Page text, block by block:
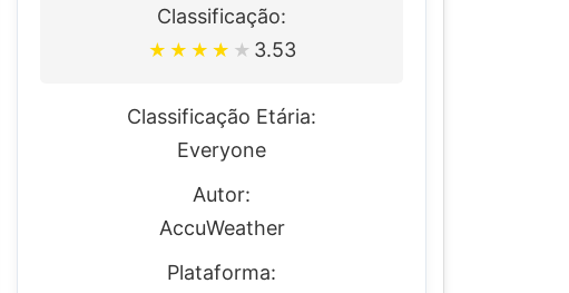
Classificação:
★ ★ ★ ★ ★ 3.53
Classificação Etária:
Everyone
Autor:
AccuWeather
Plataforma: